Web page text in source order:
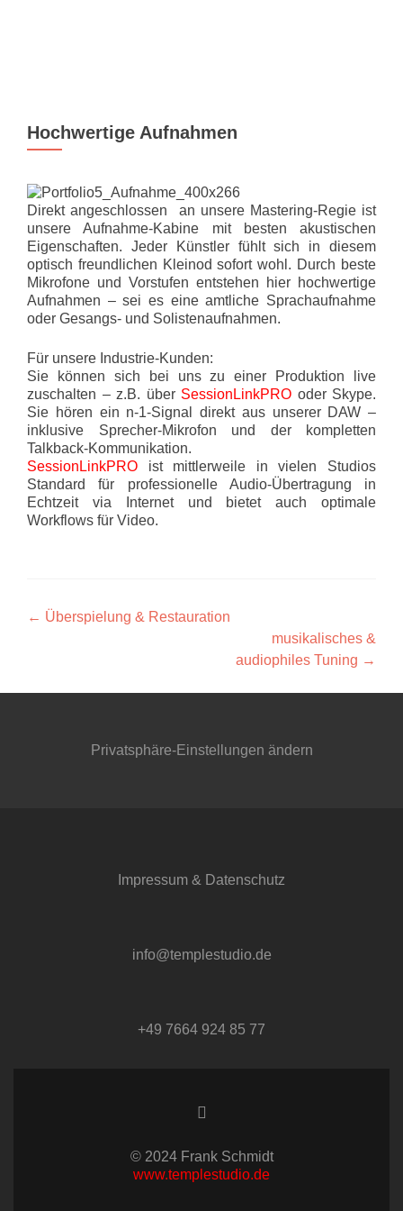
Hochwertige Aufnahmen
Direkt angeschlossen an unsere Mastering-Regie ist
unsere Aufnahme-Kabine mit besten akustischen
Eigenschaften. Jeder Künstler fühlt sich in diesem
optisch freundlichen Kleinod sofort wohl. Durch beste
Mikrofone und Vorstufen entstehen hier hochwertige
Aufnahmen – sei es eine amtliche Sprachaufnahme
oder Gesangs- und Solistenaufnahmen.
Für unsere Industrie-Kunden:
Sie können sich bei uns zu einer Produktion live
zuschalten – z.B. über SessionLinkPRO oder Skype.
Sie hören ein n-1-Signal direkt aus unserer DAW –
inklusive Sprecher-Mikrofon und der kompletten
Talkback-Kommunikation.
SessionLinkPRO ist mittlerweile in vielen Studios
Standard für professionelle Audio-Übertragung in
Echtzeit via Internet und bietet auch optimale
Workflows für Video.
Artikel-
← Überspielung & Restauration
musikalisches &
audiophiles Tuning →
Privatsphäre-Einstellungen ändern
Impressum & Datenschutz
info@templestudio.de
+49 7664 924 85 77
© 2024 Frank Schmidt
www.templestudio.de